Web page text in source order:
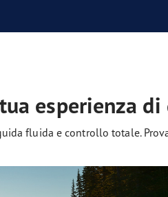
esperienza
fluida e controllo totale.